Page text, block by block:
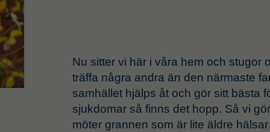
Nu sitter vi här i våra hem och stugor
träffa några andra än den närmaste
samhället hjälps åt och gör sitt bästa
sjukdomar så finns det hopp. Så vi
möter grannen som är lite äldre